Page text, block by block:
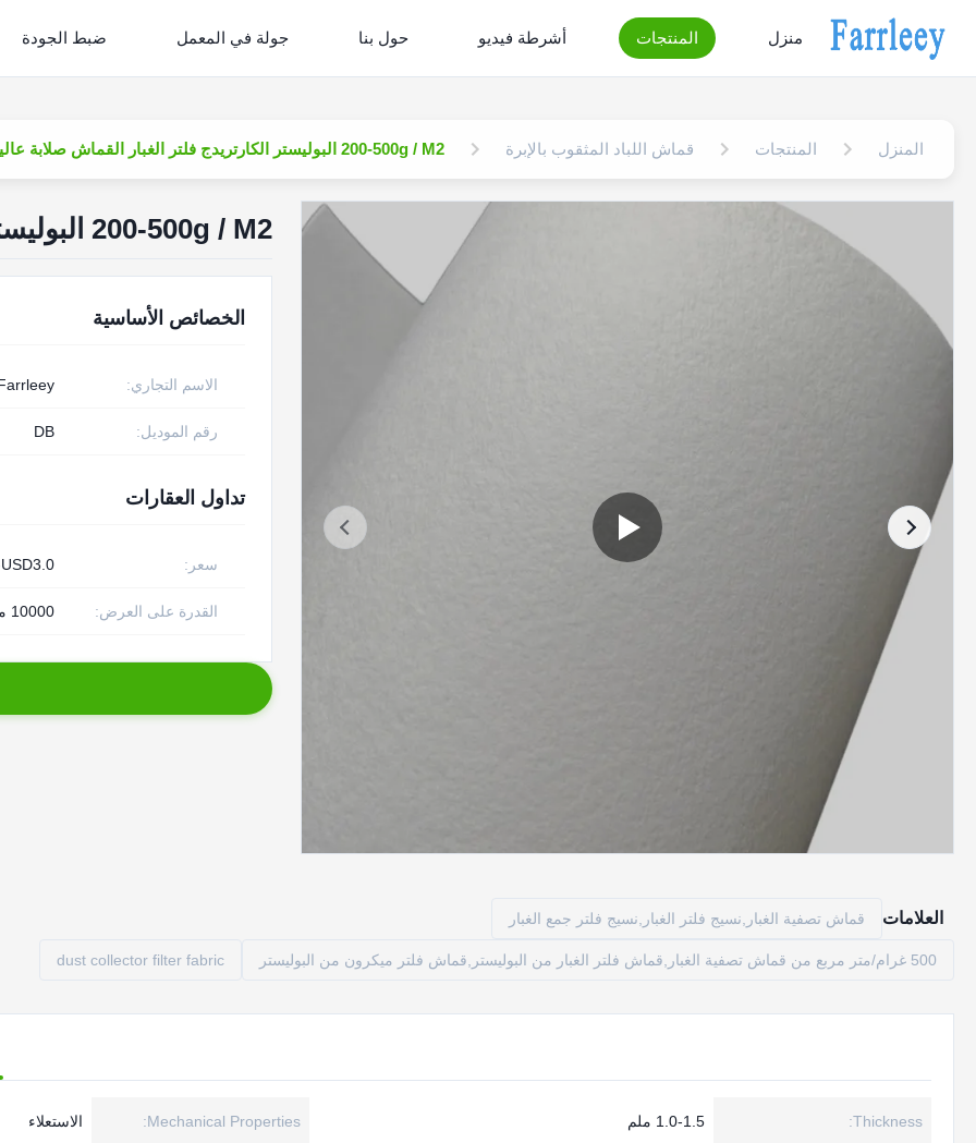
منزل المنتجات أشرطة فيديو حول بنا جولة في المعمل ضبط الجودة
المنزل المنتجات قماش اللباد المثقوب بالإبرة 200-500g / M2 البوليستر الكارتريدج فلتر الغبار القماش صلابة عالية
200-500g / M2 البوليستر الكارتريدج فلتر الغبار القماش صلابة عالية
الخصائص الأساسية
الاسم التجاري:
رقم الموديل: DB
تداول العقارات
سعر:
القدرة على العرض: 10000 متر مربع يوميا
العلامات قماش تصفية الغبار,نسيج فلتر الغبار,نسيج فلتر جمع الغبار
500 غرام/متر مربع من قماش تصفية الغبار,قماش فلتر الغبار من البوليستر,قماش فلتر ميكرون من البوليستر dust collector filter fabric
Thickness: 1.0-1.5 ملم Mechanical Properties: الاستعلاء